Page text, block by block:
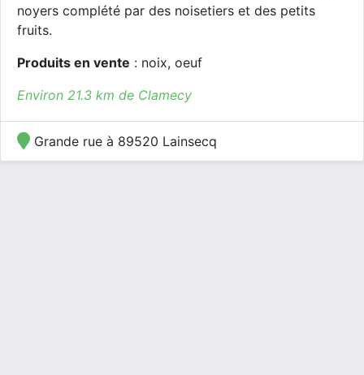
noyers complété par des noisetiers et des petits
fruits.
Produits en vente : noix, oeuf
Environ 21.3 km de Clamecy
Grande rue à 89520 Lainsecq